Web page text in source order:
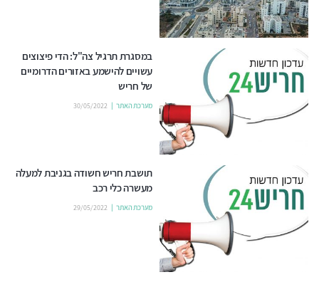
במסגרת תרגיל צה"ל: הדי פיצוצים
עשויים להישמע באזורים הדרומיים
של חריש
מערכת האתר 30/05/2022
תושבת חריש חשודה בגניבת למעלה
מעשרה כלי רכב
מערכת האתר 29/05/2022